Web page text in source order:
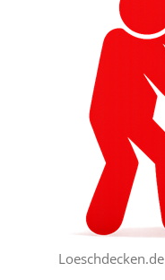
Loeschdecken.de